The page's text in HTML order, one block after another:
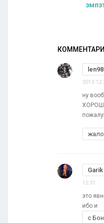
2013
ну
Garik
12:31
это
ибо и
с